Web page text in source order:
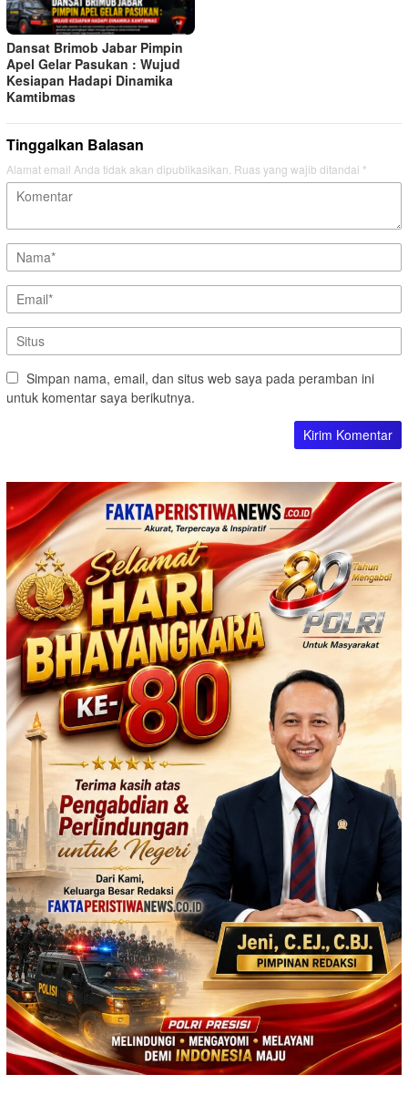
Dansat Brimob Jabar Pimpin
Apel Gelar Pasukan : Wujud
Kesiapan Hadapi Dinamika
Kamtibmas
Tinggalkan Balasan
Alamat email Anda tidak akan dipublikasikan. Ruas yang wajib ditandai *
Simpan nama, email, dan situs web saya pada peramban ini
untuk komentar saya berikutnya.